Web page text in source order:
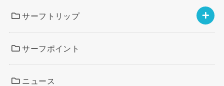
サーフトリップ
サーフポイント
ニュース